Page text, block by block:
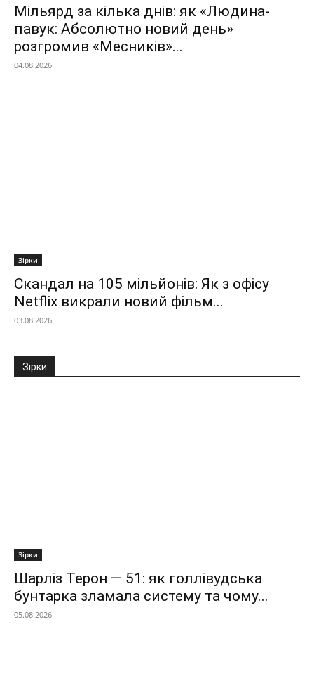
Мільярд за кілька днів: як «Людина-
павук: Абсолютно новий день»
розгромив «Месників»...
04.08.2026
Зірки
Скандал на 105 мільйонів: Як з офісу
Netflix викрали новий фільм...
03.08.2026
Зірки
Зірки
Шарліз Терон — 51: як голлівудська
бунтарка зламала систему та чому...
05.08.2026